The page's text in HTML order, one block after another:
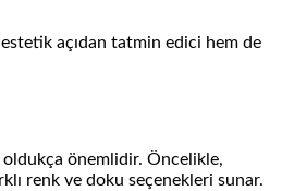
açıdan tatmin edici hem de
önemlidir. Öncelikle,
renk ve doku seçenekleri sunar.